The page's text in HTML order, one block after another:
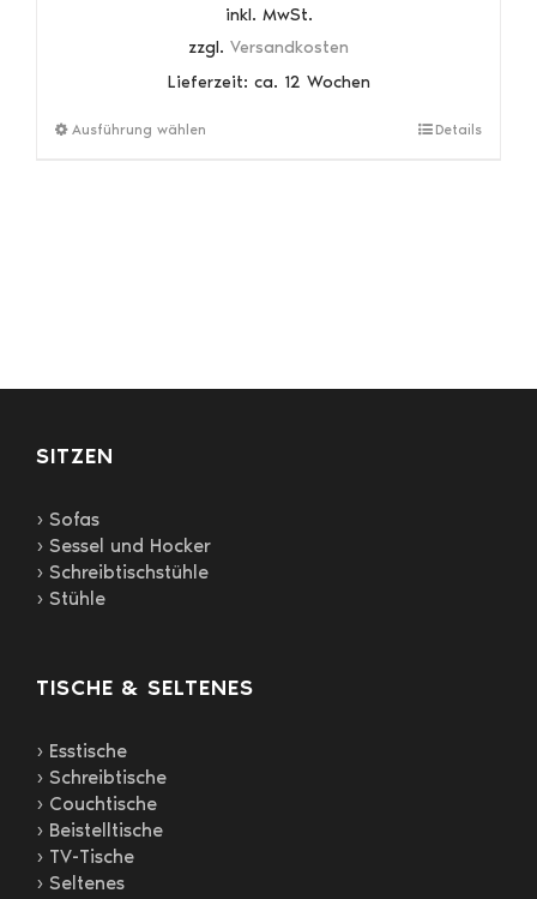
inkl. MwSt.
zzgl. Versandkosten
Lieferzeit: ca. 12 Wochen
Ausführung wählen
der
Details
SITZEN
› Sofas
› Sessel und Hocker
› Schreibtischstühle
› Stühle
TISCHE & SELTENES
› Esstische
› Schreibtische
› Couchtische
› Beistelltische
› TV-Tische
› Seltenes